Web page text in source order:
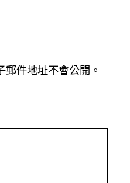
件地址不會公開。